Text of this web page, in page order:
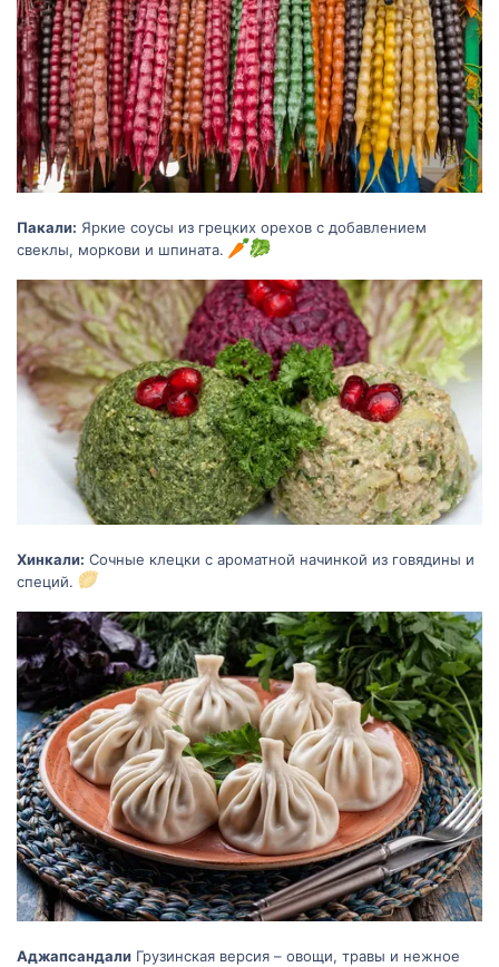
Пакали: Яркие соусы из грецких орехов с добавлением
свеклы, моркови и шпината.
Хинкали: Сочные клецки с ароматной начинкой из говядины и
специй.
Аджапсандали Грузинская версия – овощи, травы и нежное